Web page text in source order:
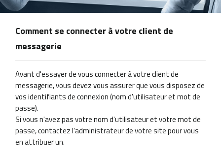
Comment se connecter à votre client de
messagerie
Avant d'essayer de vous connecter à votre client de
messagerie, vous devez vous assurer que vous disposez de
vos identifiants de connexion (nom d'utilisateur et mot de
passe).
Si vous n'avez pas votre nom d'utilisateur et votre mot de
passe, contactez l'administrateur de votre site pour vous
en attribuer un.